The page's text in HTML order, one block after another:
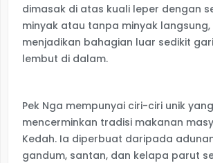
dimasak di atas kuali leper dengan
minyak atau tanpa minyak langsung,
menjadikan bahagian luar sedikit
lembut di dalam.
Pek Nga mempunyai ciri-ciri unik yang
mencerminkan tradisi makanan
Kedah. Ia diperbuat daripada
gandum, santan, dan kelapa parut